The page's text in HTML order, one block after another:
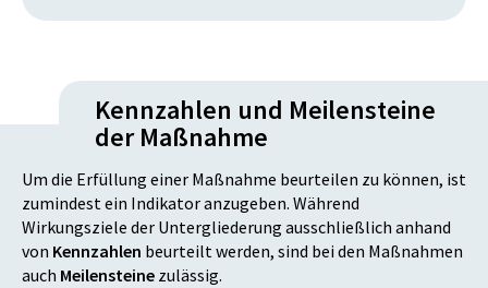
Kennzahlen und Meilensteine
der Maßnahme
Um die Erfüllung einer Maßnahme beurteilen zu können, ist
zumindest ein Indikator anzugeben. Während
Wirkungsziele der Untergliederung ausschließlich anhand
von Kennzahlen beurteilt werden, sind bei den Maßnahmen
auch Meilensteine zulässig.